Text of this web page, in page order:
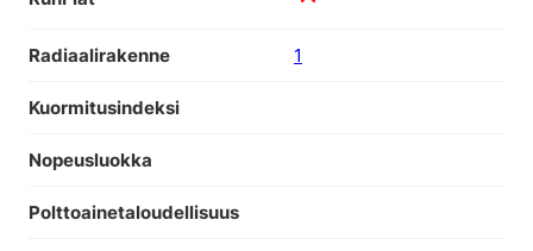
Radiaalirakenne 1
Kuormitusindeksi
Nopeusluokka
Polttoainetaloudellisuus